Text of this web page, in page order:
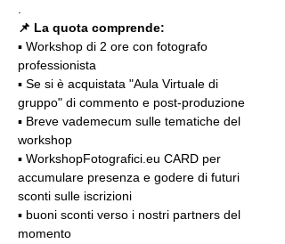
📌 La quota comprende:
▪️ Workshop di 2 ore con fotografo
professionista
▪️ Se si è acquistata "Aula Virtuale di
gruppo" di commento e post-produzione
▪️ Breve vademecum sulle tematiche del
workshop
▪️ WorkshopFotografici.eu CARD per
accumulare presenza e godere di futuri
sconti sulle iscrizioni
▪️ buoni sconti verso i nostri partners del
momento